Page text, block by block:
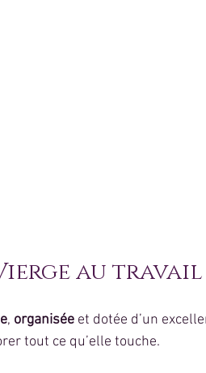
au travail
, organisée et dotée d’un
tout ce qu’elle touche.